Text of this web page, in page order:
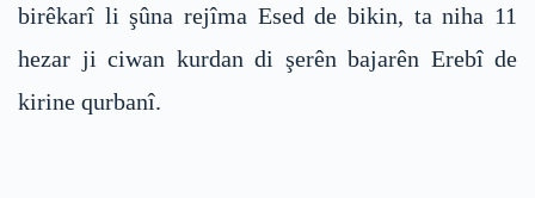
birêkarî li şûna rejîma Esed de bikin, ta niha 11
hezar ji ciwan kurdan di şerên bajarên Erebî de
kirine qurbanî.